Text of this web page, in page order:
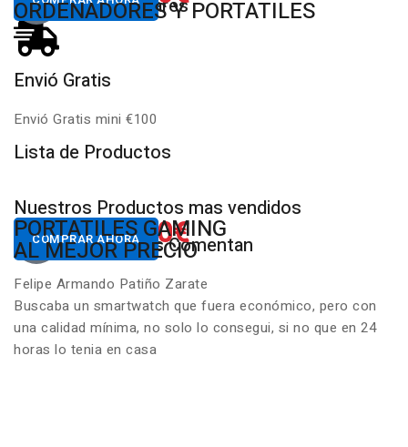
MULTIMARCA
ORDENADORES Y PORTATILES
Productos Populares
Envió Gratis
Envió Gratis mini €100
Lista de Productos
Nuestros Productos mas vendidos
Desde650.00€
COMPRAR AHORA
NUESTROS PC
GAMING RGB
Desde822.00€
COMPRAR AHORA
PORTATILES GAMING
AL MEJOR PRECIO
Nuestros Clientes Comentan
Felipe Armando Patiño Zarate
Buscaba un smartwatch que fuera económico, pero con
una calidad mínima, no solo lo consegui, si no que en 24
horas lo tenia en casa